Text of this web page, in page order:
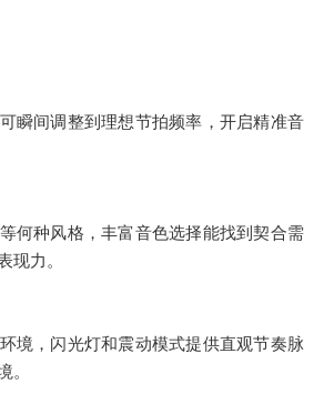
瞬间调整到理想节拍频率，开启精准音
何种风格，丰富音色选择能找到契合需
现力。
境，闪光灯和震动模式提供直观节奏脉
。